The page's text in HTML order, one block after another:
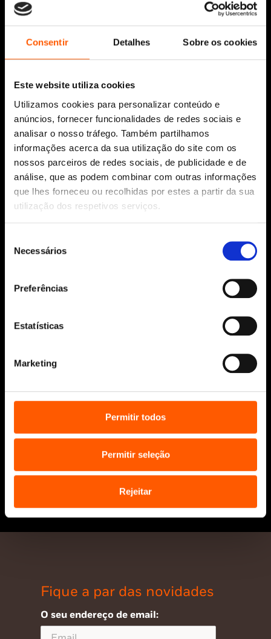
Consentir Detalhes Sobre os cookies
Este website utiliza cookies
Utilizamos cookies para personalizar conteúdo e
anúncios, fornecer funcionalidades de redes sociais e
analisar o nosso tráfego. Também partilhamos
informações acerca da sua utilização do site com os
nossos parceiros de redes sociais, de publicidade e de
análise, que as podem combinar com outras informações
que lhes forneceu ou recolhidas por estes a partir da sua
utilização dos respetivos serviços.
Necessários
Preferências
Estatísticas
Marketing
Permitir todos
Permitir seleção
Rejeitar
Siga-nos:
Aviso Legal
Política de Cookies
Política de segurança e privacidade
Ajuda, Termos e Condições
© 2026 Penguin Random House Grupo Editorial
Unipessoal Lda.
Todos os direitos reservados.
Bibliotecas)
Contactos
* Portes grátis para Portugal Continental
Fique a par das novidades
O seu endereço de email: